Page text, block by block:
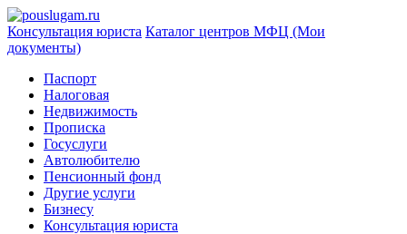
Консультация юриста Каталог центров МФЦ (Мои
документы)
Паспорт
Налоговая
Недвижимость
Прописка
Госуслуги
Автолюбителю
Пенсионный фонд
Другие услуги
Бизнесу
Консультация юриста